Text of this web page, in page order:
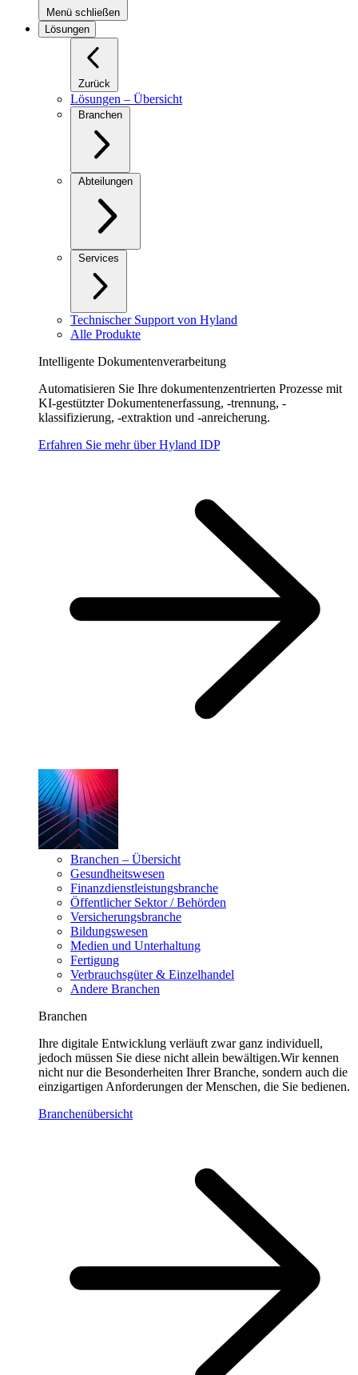
Menü schließen
Lösungen
Zurück
Lösungen – Übersicht
Branchen
Abteilungen
Services
Technischer Support von Hyland
Alle Produkte
Intelligente Dokumentenverarbeitung
Automatisieren Sie Ihre dokumentenzentrierten Prozesse mit
KI-gestützter Dokumentenerfassung, -trennung, -
klassifizierung, -extraktion und -anreicherung.
Erfahren Sie mehr über Hyland IDP
Branchen – Übersicht
Gesundheitswesen
Finanzdienstleistungsbranche
Öffentlicher Sektor / Behörden
Versicherungsbranche
Bildungswesen
Medien und Unterhaltung
Fertigung
Verbrauchsgüter & Einzelhandel
Andere Branchen
Branchen
Ihre digitale Entwicklung verläuft zwar ganz individuell,
jedoch müssen Sie diese nicht allein bewältigen.Wir kennen
nicht nur die Besonderheiten Ihrer Branche, sondern auch die
einzigartigen Anforderungen der Menschen, die Sie bedienen.
Branchenübersicht